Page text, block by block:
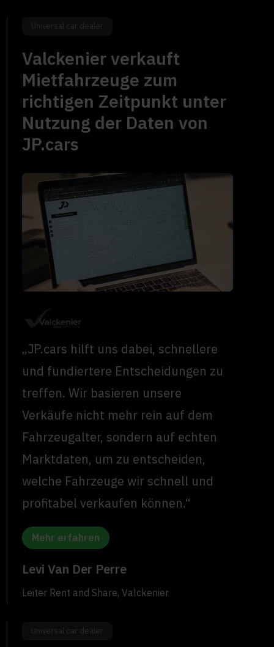
Universal car dealer
Valckenier verkauft
Mietfahrzeuge zum
richtigen Zeitpunkt unter
Nutzung der Daten von
JP.cars
„JP.cars hilft uns dabei, schnellere
und fundiertere Entscheidungen zu
treffen. Wir basieren unsere
Verkäufe nicht mehr rein auf dem
Fahrzeugalter, sondern auf echten
Marktdaten, um zu entscheiden,
welche Fahrzeuge wir schnell und
profitabel verkaufen können.“
Mehr erfahren
Levi Van Der Perre
Leiter Rent and Share, Valckenier
Universal car dealer